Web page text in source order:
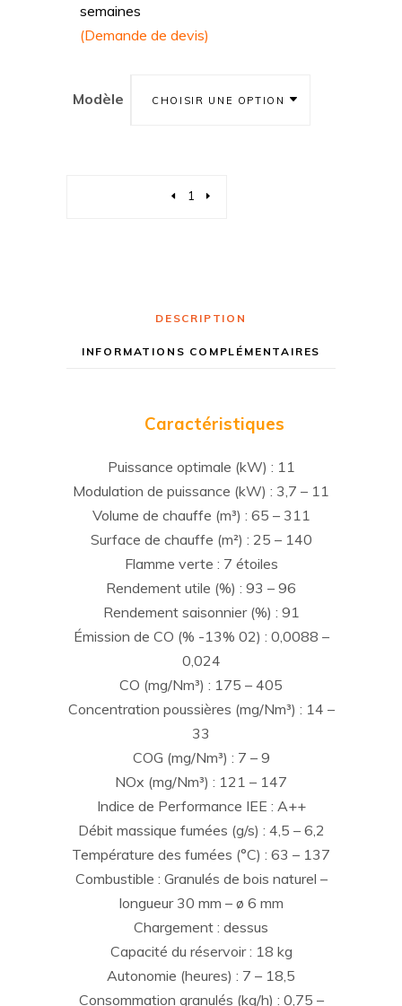
semaines
(Demande de devis)
Modèle CHOISIR UNE OPTION
DESCRIPTION
INFORMATIONS COMPLÉMENTAIRES
Caractéristiques
Puissance optimale (kW) : 11
Modulation de puissance (kW) : 3,7 – 11
Volume de chauffe (m³) : 65 – 311
Surface de chauffe (m²) : 25 – 140
Flamme verte : 7 étoiles
Rendement utile (%) : 93 – 96
Rendement saisonnier (%) : 91
Émission de CO (% -13% 02) : 0,0088 –
0,024
CO (mg/Nm³) : 175 – 405
Concentration poussières (mg/Nm³) : 14 –
33
COG (mg/Nm³) : 7 – 9
NOx (mg/Nm³) : 121 – 147
Indice de Performance IEE : A++
Débit massique fumées (g/s) : 4,5 – 6,2
Température des fumées (°C) : 63 – 137
Combustible : Granulés de bois naturel –
longueur 30 mm – ø 6 mm
Chargement : dessus
Capacité du réservoir : 18 kg
Autonomie (heures) : 7 – 18,5
Consommation granulés (kg/h) : 0,75 –